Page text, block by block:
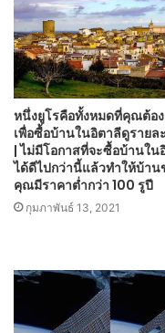
หนึ่งยูโรคือทั้งหมดที่คุณต้อ
เพื่อซื้อบ้านในอิตาลีดูรายล
| ไม่มีโอกาสที่จะซื้อบ้านใน
ได้ดีไปกว่านี้แล้วทำให้บ้าน
คุณมีราคาต่ำกว่า 100 รูปี
กุมภาพันธ์ 13, 2021